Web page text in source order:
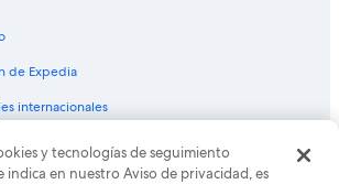
(MSY) a Phoenix (PHX)
(MTY) a Phoenix (PHX)
a Phoenix (PHX)
(MZT) a Phoenix (PHX)
City (OKC) a Phoenix (PHX)
de Expedia
internacionales
una empresa de Expedia Group. Todos los
Expedia y el logo de Expedia son marcas
y tecnologías de seguimiento
indica en nuestro Aviso de privacidad, es